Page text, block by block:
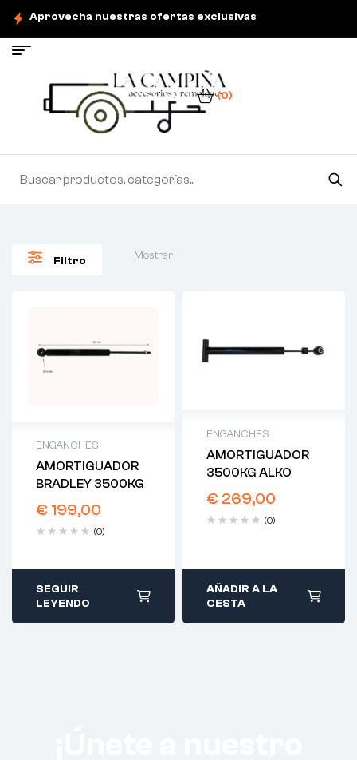
Aprovecha nuestras ofertas exclusivas
(0)
Filtro Mostrar
ENGANCHES
AMORTIGUADOR
BRADLEY 3500KG
€ 199,00
(0)
SEGUIR
LEYENDO
ENGANCHES
AMORTIGUADOR
3500KG ALKO
€ 269,00
(0)
AÑADIR A LA
CESTA